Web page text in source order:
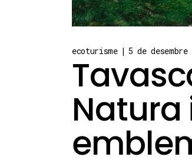
ecoturisme 5 de desembre
Natura